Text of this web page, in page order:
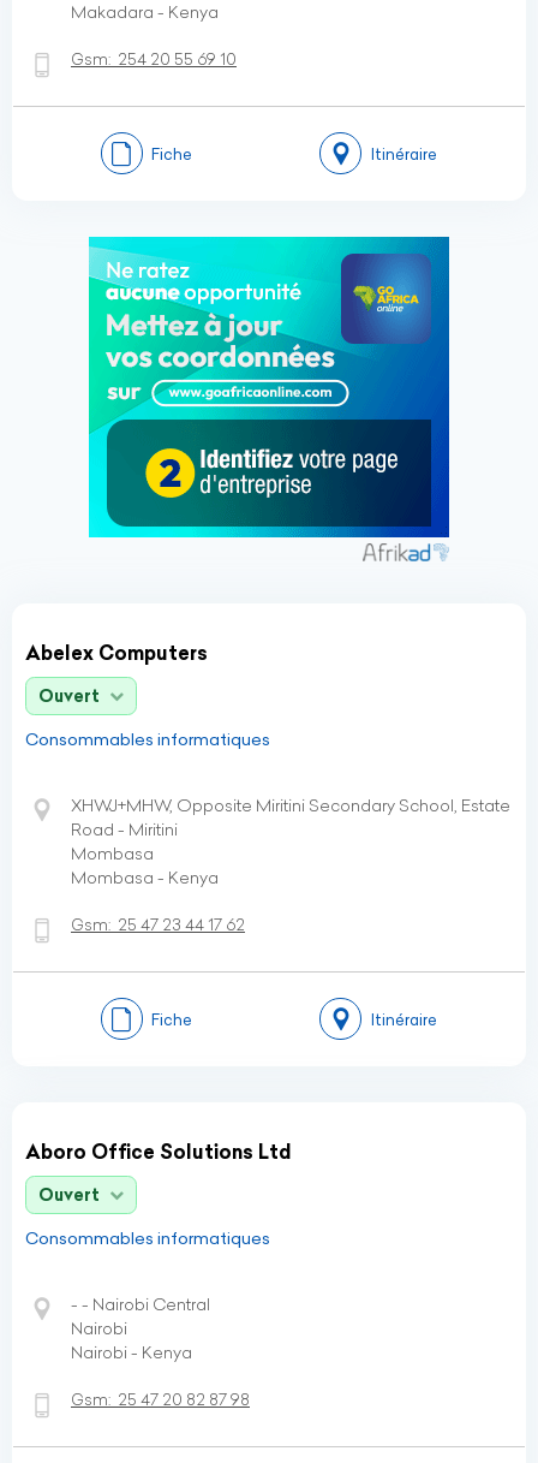
Makadara - Kenya
Gsm: 254 20 55 69 10
Fiche Itinéraire
Abelex Computers
Ouvert
Consommables informatiques
XHWJ+MHW, Opposite Miritini Secondary School, Estate
Road - Miritini
Mombasa
Mombasa - Kenya
Gsm: 25 47 23 44 17 62
Fiche Itinéraire
Aboro Office Solutions Ltd
Ouvert
Consommables informatiques
- - Nairobi Central
Nairobi
Nairobi - Kenya
Gsm: 25 47 20 82 87 98